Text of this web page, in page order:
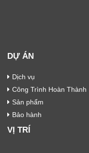
DỰ ÁN
Dịch vụ
Công Trình Hoàn Thành
Sản phẩm
Bảo hành
VỊ TRÍ